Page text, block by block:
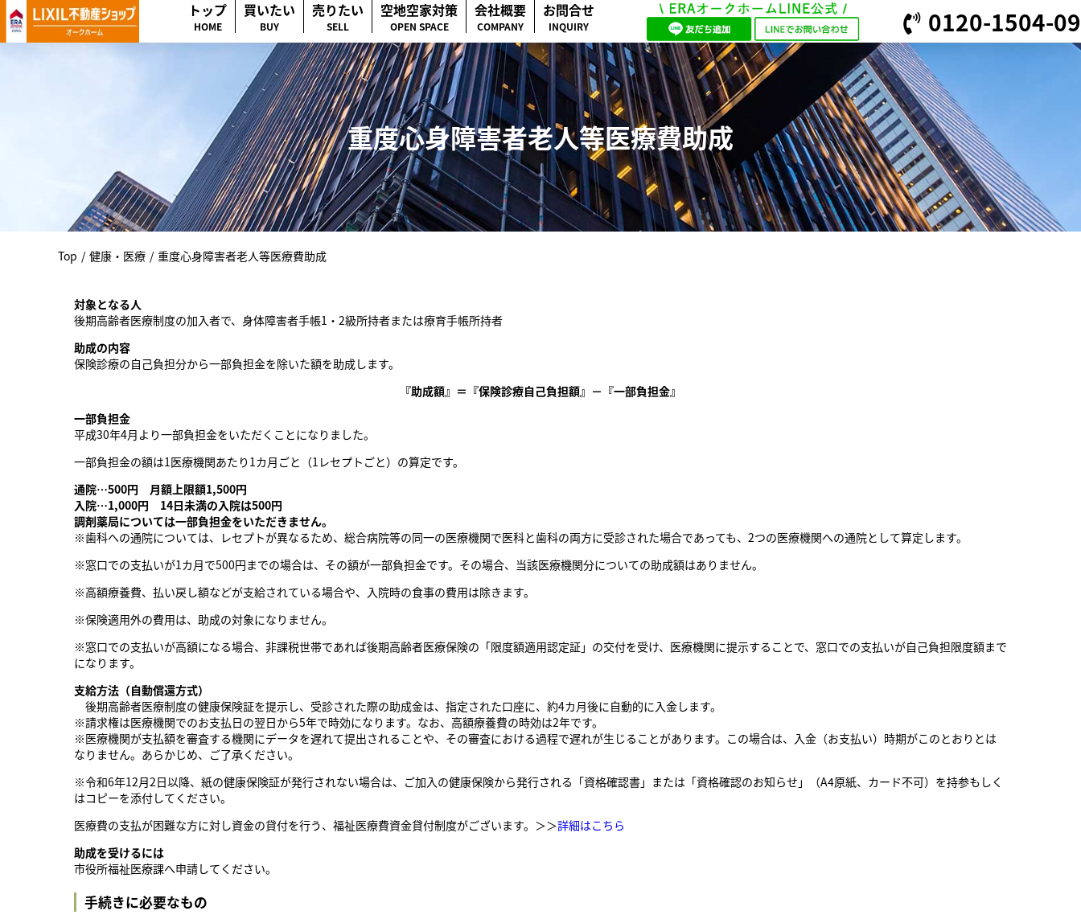
トップ
HOME
買いたい
BUY
売りたい
SELL
空地空家対策
OPEN SPACE
会社概要
COMPANY
お問合せ
INQUIRY 0120-1504-09
重度心身障害者老人等医療費助成
Top / 健康・医療 / 重度心身障害者老人等医療費助成
対象となる人
後期高齢者医療制度の加入者で、身体障害者手帳1・2級所持者または療育手帳所持者
助成の内容
保険診療の自己負担分から一部負担金を除いた額を助成します。
『助成額』＝『保険診療自己負担額』－『一部負担金』
一部負担金
平成30年4月より一部負担金をいただくことになりました。
一部負担金の額は1医療機関あたり1カ月ごと（1レセプトごと）の算定です。
通院…500円 月額上限額1,500円
入院…1,000円 14日未満の入院は500円
調剤薬局については一部負担金をいただきません。
※歯科への通院については、レセプトが異なるため、総合病院等の同一の医療機関で医科と歯科の両方に受診された場合であっても、2つの医療機関への通院として算定します。
※窓口での支払いが1カ月で500円までの場合は、その額が一部負担金です。その場合、当該医療機関分についての助成額はありません。
※高額療養費、払い戻し額などが支給されている場合や、入院時の食事の費用は除きます。
※保険適用外の費用は、助成の対象になりません。
※窓口での支払いが高額になる場合、非課税世帯であれば後期高齢者医療保険の「限度額適用認定証」の交付を受け、医療機関に提示することで、窓口での支払いが自己負担限度額まで
になります。
支給方法（自動償還方式）
後期高齢者医療制度の健康保険証を提示し、受診された際の助成金は、指定された口座に、約4カ月後に自動的に入金します。
※請求権は医療機関でのお支払日の翌日から5年で時効になります。なお、高額療養費の時効は2年です。
※医療機関が支払額を審査する機関にデータを遅れて提出されることや、その審査における過程で遅れが生じることがあります。この場合は、入金（お支払い）時期がこのとおりとは
なりません。あらかじめ、ご了承ください。
※令和6年12月2日以降、紙の健康保険証が発行されない場合は、ご加入の健康保険から発行される「資格確認書」または「資格確認のお知らせ」（A4原紙、カード不可）を持参もしく
はコピーを添付してください。
医療費の支払が困難な方に対し資金の貸付を行う、福祉医療費資金貸付制度がございます。＞＞詳細はこちら
助成を受けるには
市役所福祉医療課へ申請してください。
手続きに必要なもの